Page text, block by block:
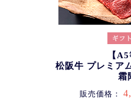
【A5
松阪牛 プレミア
霜
販売価格：